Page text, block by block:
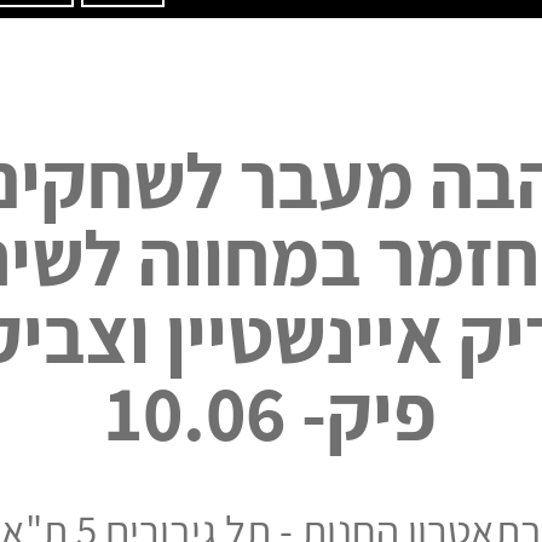
מעבר
במחווה
איינשטיין
פיק- 10.06
בתאטרון החנות - תל גיבורים 5 ת"א